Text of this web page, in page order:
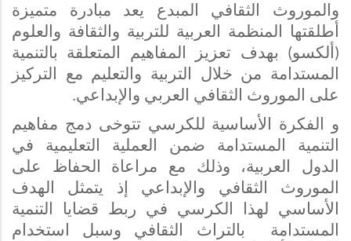
والموروث الثقافي المبدع يعد مبادرة متميزة
أطلقتها المنظمة العربية للتربية والثقافة والعلوم
(ألكسو) بهدف تعزيز المفاهيم المتعلقة بالتنمية
المستدامة من خلال التربية والتعليم مع التركيز
على الموروث الثقافي العربي والإبداعي.
و الفكرة الأساسية للكرسي تتوخى دمج مفاهيم
التنمية المستدامة ضمن العملية التعليمية في
الدول العربية، وذلك مع مراعاة الحفاظ على
الموروث الثقافي والإبداعي إذ يتمثل الهدف
الأساسي لهذا الكرسي في ربط قضايا التنمية
المستدامة بالتراث الثقافي وسبل استخدام